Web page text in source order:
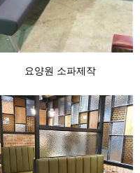
요양원 소파제작